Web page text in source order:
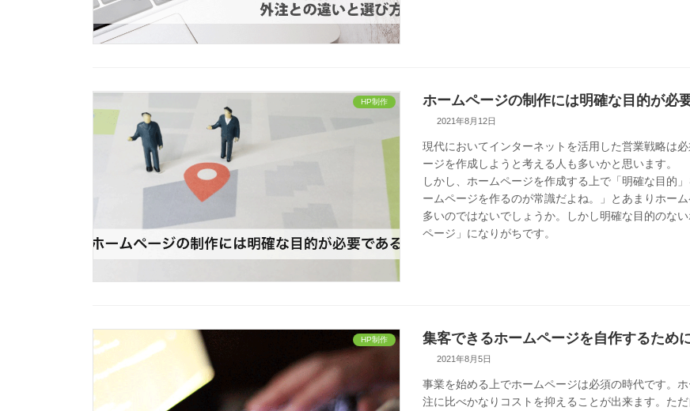
HP制作 ホームページの制作には明確な目的が必
2021年8月12日
現代においてインターネットを活用した営業戦略は
ージを作成しようと考える人も多いかと思います。
しかし、ホームページを作成する上で「明確な目的
ームページを作るのが常識だよね。」とあまりホー
多いのではないでしょうか。しかし明確な目的のな
ページ」になりがちです。
HP制作 集客できるホームページを自作するため
2021年8月5日
事業を始める上でホームページは必須の時代です。
注に比べかなりコストを抑えることが出来ます。た